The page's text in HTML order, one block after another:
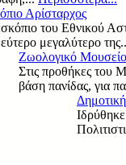
Αρίσταρχος
του Εθνικού
μεγαλύτερο
Ζωολογικό
Στις προθήκες του
βάση πανίδας, για